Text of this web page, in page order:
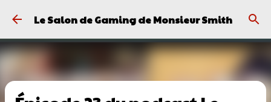
Passer au contenu principal
Le Salon de Gaming de Monsieur Smith